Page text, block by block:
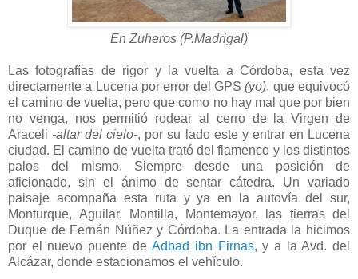
En Zuheros (P.Madrigal)
Las fotografías de rigor y la vuelta a Córdoba, esta vez
directamente a Lucena por error del GPS(yo), que equivocó
el camino de vuelta, pero que como no hay mal que por bien
no venga, nos permitió rodear al cerro de la Virgen de
Araceli -altar del cielo-, por su lado este y entrar en Lucena
ciudad. El camino de vuelta trató del flamenco y los distintos
palos del mismo. Siempre desde una posición de
aficionado, sin el ánimo de sentar cátedra. Un variado
paisaje acompaña esta ruta y ya en la autovía del sur,
Monturque, Aguilar, Montilla, Montemayor, las tierras del
Duque de Fernán Núñez y Córdoba. La entrada la hicimos
por el nuevo puente deAdbad ibn Firnas, y a la Avd. del
Alcázar, donde estacionamos el vehículo.